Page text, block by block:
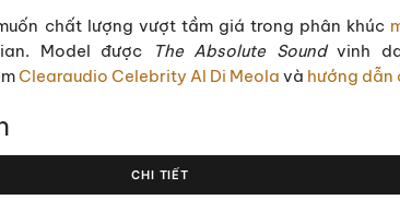
chất lượng vượt tầm giá trong phân khúc
Model được
The Absolute Soundvinh
Clearaudio Celebrity Al Di Meola và hướng dẫn
CHI TIẾT